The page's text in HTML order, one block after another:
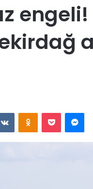
engeli!
VKontakteOdnoklassniki
Pocket